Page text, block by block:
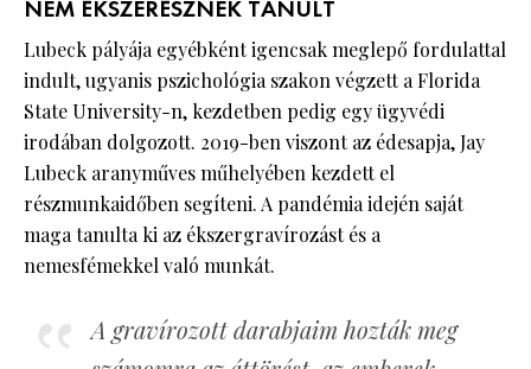
NEM ÉKSZERÉSZNEK TANULT
Lubeck pályája egyébként igencsak meglepő fordulattal
indult, ugyanis pszichológia szakon végzett a Florida
State University-n, kezdetben pedig egy ügyvédi
irodában dolgozott. 2019-ben viszont az édesapja, Jay
Lubeck aranyműves műhelyében kezdett el
részmunkaidőben segíteni. A pandémia idején saját
maga tanulta ki az ékszergravírozást és a
nemesfémekkel való munkát.
A gravírozott darabjaim hozták meg